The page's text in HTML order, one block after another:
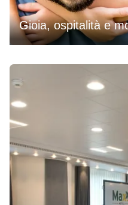
Gioia, ospitalità e